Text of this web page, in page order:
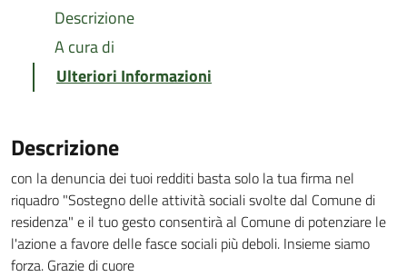
Descrizione
A cura di
Ulteriori Informazioni
Descrizione
con la denuncia dei tuoi redditi basta solo la tua firma nel
riquadro "Sostegno delle attività sociali svolte dal Comune di
residenza" e il tuo gesto consentirà al Comune di potenziare le
l'azione a favore delle fasce sociali più deboli. Insieme siamo
forza. Grazie di cuore